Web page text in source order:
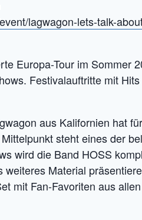
lagwagon-lets-talk-
Europa-Tour im Sommer
Festivalauftritte mit
aus Kalifornien hat
steht eines der
wird die Band HOSS
weiteres Material
mit Fan-Favoriten aus